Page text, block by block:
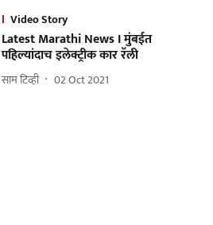
Video Story
Latest Marathi News I मुंबईत
पहिल्यांदाच इलेक्ट्रीक कार रॅली
साम टिव्ही 02 Oct 2021